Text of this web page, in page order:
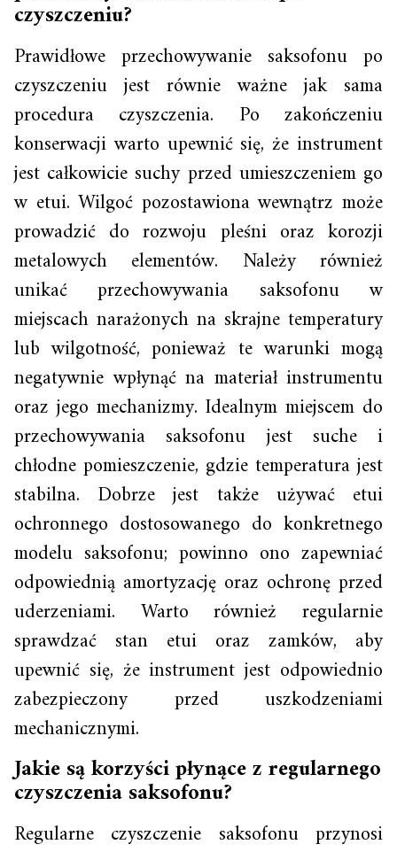
czyszczeniu?
Prawidłowe przechowywanie saksofonu po
czyszczeniu jest równie ważne jak sama
procedura czyszczenia. Po zakończeniu
konserwacji warto upewnić się, że instrument
jest całkowicie suchy przed umieszczeniem go
w etui. Wilgoć pozostawiona wewnątrz może
prowadzić do rozwoju pleśni oraz korozji
metalowych elementów. Należy również
unikać przechowywania saksofonu w
miejscach narażonych na skrajne temperatury
lub wilgotność, ponieważ te warunki mogą
negatywnie wpłynąć na materiał instrumentu
oraz jego mechanizmy. Idealnym miejscem do
przechowywania saksofonu jest suche i
chłodne pomieszczenie, gdzie temperatura jest
stabilna. Dobrze jest także używać etui
ochronnego dostosowanego do konkretnego
modelu saksofonu; powinno ono zapewniać
odpowiednią amortyzację oraz ochronę przed
uderzeniami. Warto również regularnie
sprawdzać stan etui oraz zamków, aby
upewnić się, że instrument jest odpowiednio
zabezpieczony przed uszkodzeniami
mechanicznymi.
Jakie są korzyści płynące z regularnego
czyszczenia saksofonu?
Regularne czyszczenie saksofonu przynosi